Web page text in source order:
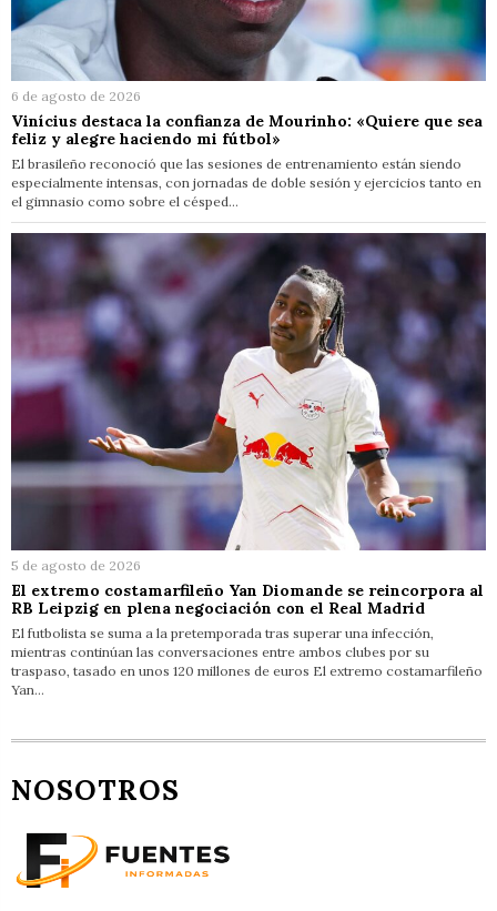
6 de agosto de 2026
Vinícius destaca la confianza de Mourinho: «Quiere que sea
feliz y alegre haciendo mi fútbol»
El brasileño reconoció que las sesiones de entrenamiento están siendo
especialmente intensas, con jornadas de doble sesión y ejercicios tanto en
el gimnasio como sobre el césped…
5 de agosto de 2026
El extremo costamarfileño Yan Diomande se reincorpora al
RB Leipzig en plena negociación con el Real Madrid
El futbolista se suma a la pretemporada tras superar una infección,
mientras continúan las conversaciones entre ambos clubes por su
traspaso, tasado en unos 120 millones de euros El extremo costamarfileño
Yan…
NOSOTROS